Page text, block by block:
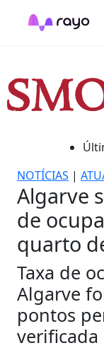
NOTÍCIAS |
Algarve
de
quarto
Taxa de
Algarve
pontos
verificada